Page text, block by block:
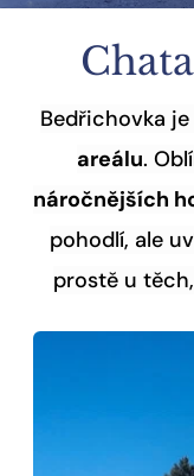
Bedřichovka je
areálu.
náročnějších
pohodlí, ale
prostě u